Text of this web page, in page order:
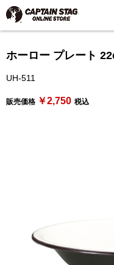
ホーロー プレート
UH-511
販売価格 ￥2,750 税込